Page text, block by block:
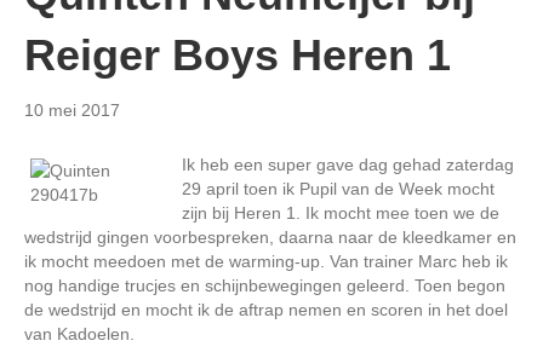
Reiger Boys Heren 1
10 mei 2017
Ik heb een super gave dag gehad zaterdag
29 april toen ik Pupil van de Week mocht
zijn bij Heren 1. Ik mocht mee toen we de
wedstrijd gingen voorbespreken, daarna naar de kleedkamer en
ik mocht meedoen met de warming-up. Van trainer Marc heb ik
nog handige trucjes en schijnbewegingen geleerd. Toen begon
de wedstrijd en mocht ik de aftrap nemen en scoren in het doel
van Kadoelen.